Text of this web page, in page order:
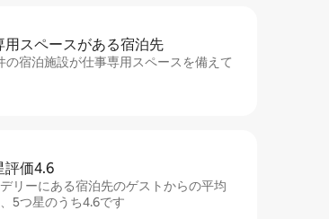
用ス⁠ペ⁠ー⁠スがあ⁠る宿⁠泊⁠先
の宿泊施設が仕事専用スペースを備えて
評価4.6
リーにある宿泊先のゲストからの平均
5つ星のうち4.6です